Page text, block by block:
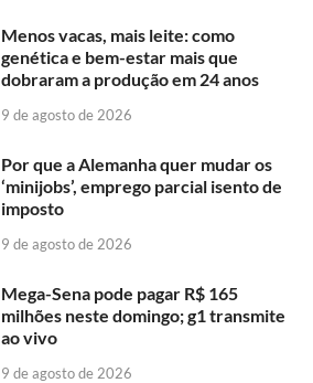
Menos vacas, mais leite: como
genética e bem-estar mais que
dobraram a produção em 24 anos
9 de agosto de 2026
Por que a Alemanha quer mudar os
‘minijobs’, emprego parcial isento de
imposto
9 de agosto de 2026
Mega-Sena pode pagar R$ 165
milhões neste domingo; g1 transmite
ao vivo
9 de agosto de 2026